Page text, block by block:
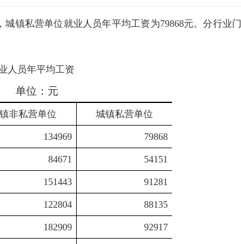
镇私营单位就业人员年平均工资为79868元。分行业门
人员年平均工资
元
非私营单位 城镇私营单位
134969 79868
84671 54151
151443 91281
122804 88135
182909 92917